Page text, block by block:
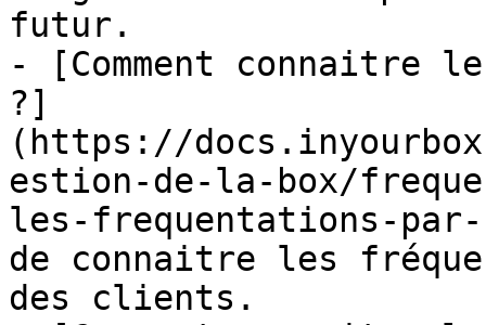
futur.
- [Comment connaitre
?]
(https://
estion-de-la-box/
les-frequentations-
de connaitre les
des clients.